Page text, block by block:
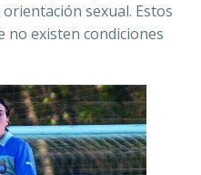
sexual. Estos
no existen condiciones